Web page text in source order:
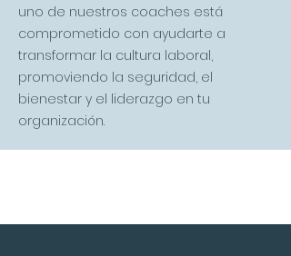
uno de nuestros coaches está
comprometido con ayudarte a
transformar la cultura laboral,
promoviendo la seguridad, el
bienestar y el liderazgo en tu
organización.